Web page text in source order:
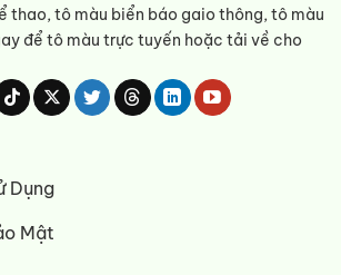
thao, tô màu biển báo gaio thông, tô màu
để tô màu trực tuyến hoặc tải về cho
Dụng
Mật